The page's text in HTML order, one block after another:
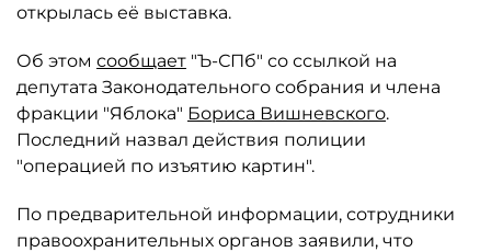
открылась её выставка.
Об этом сообщает "Ъ-СПб" со ссылкой на
депутата Законодательного собрания и члена
фракции "Яблока" Бориса Вишневского.
Последний назвал действия полиции
"операцией по изъятию картин".
По предварительной информации, сотрудники
правоохранительных органов заявили, что